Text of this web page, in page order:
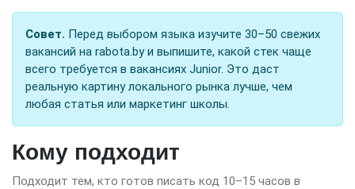
Совет. Перед выбором языка изучите 30–50 свежих
вакансий на rabota.by и выпишите, какой стек чаще
всего требуется в вакансиях Junior. Это даст
реальную картину локального рынка лучше, чем
любая статья или маркетинг школы.
Кому подходит
Подходит тем, кто готов писать код 10–15 часов в